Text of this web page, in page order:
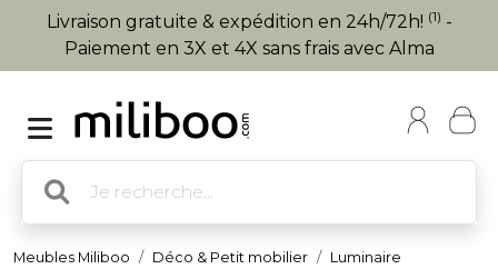
Livraison gratuite & expédition en 24h/72h! (1) -
Paiement en 3X et 4X sans frais avec Alma
Meubles Miliboo Déco & Petit mobilier
Luminaire